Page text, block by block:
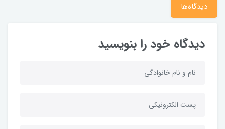
دیدگاه‌ها
دیدگاه خود را بنویسید